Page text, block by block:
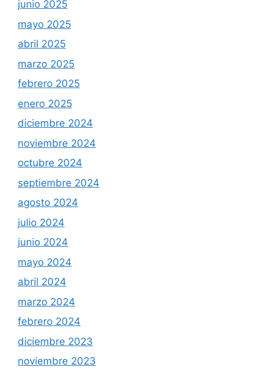
junio 2025
mayo 2025
abril 2025
marzo 2025
febrero 2025
enero 2025
diciembre 2024
noviembre 2024
octubre 2024
septiembre 2024
agosto 2024
julio 2024
junio 2024
mayo 2024
abril 2024
marzo 2024
febrero 2024
diciembre 2023
noviembre 2023